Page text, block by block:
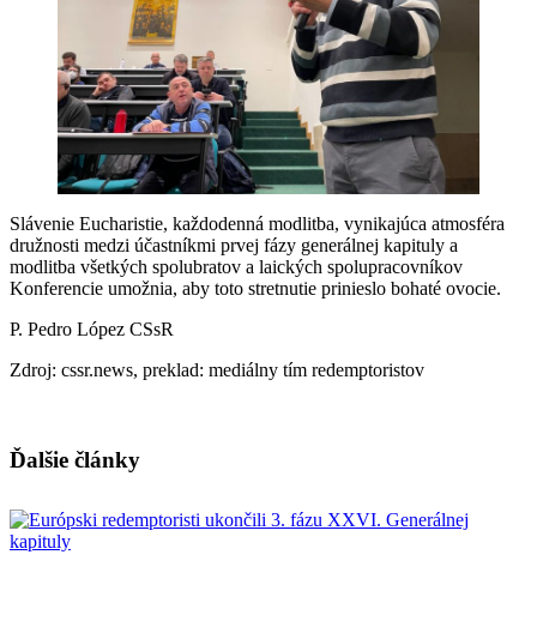
Slávenie Eucharistie, každodenná modlitba, vynikajúca atmosféra
družnosti medzi účastníkmi prvej fázy generálnej kapituly a
modlitba všetkých spolubratov a laických spolupracovníkov
Konferencie umožnia, aby toto stretnutie prinieslo bohaté ovocie.
P. Pedro López CSsR
Zdroj: cssr.news, preklad: mediálny tím redemptoristov
Ďalšie články